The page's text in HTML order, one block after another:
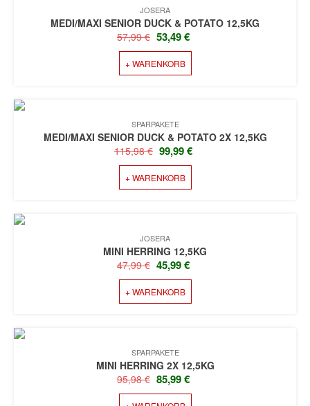
JOSERA
MEDI/MAXI SENIOR DUCK & POTATO 12,5KG
57,99€ URSPRÜNGLICHER
PREIS
WAR:
57,99 €
53,49€
+ WARENKORB
SPARPAKETE
MEDI/MAXI SENIOR DUCK & POTATO 2X 12,5KG
115,98€ URSPRÜNGLICHER
PREIS
WAR:
115,98 €
99,99€
+ WARENKORB
JOSERA
MINI HERRING 12,5KG
47,99€ URSPRÜNGLICHER
PREIS
WAR:
47,99 €
45,99€
+ WARENKORB
SPARPAKETE
MINI HERRING 2X 12,5KG
95,98€ URSPRÜNGLICHER
PREIS
85,99€